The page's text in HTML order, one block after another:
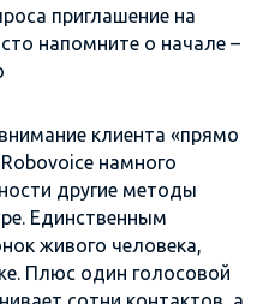
приглашение на
напомните о начале –
клиента «прямо
намного
другие методы
Единственным
живого человека,
Плюс один голосовой